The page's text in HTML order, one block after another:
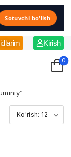
Sotuvchi bo'lish
Kirish
0